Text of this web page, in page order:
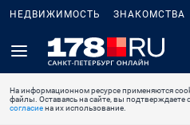
НЕДВИЖИМОСТЬ ЗНАКОМСТВА
На информационном ресурсе применяются
файлы. Оставаясь на сайте, вы подтверждаете
согласиена их использование.